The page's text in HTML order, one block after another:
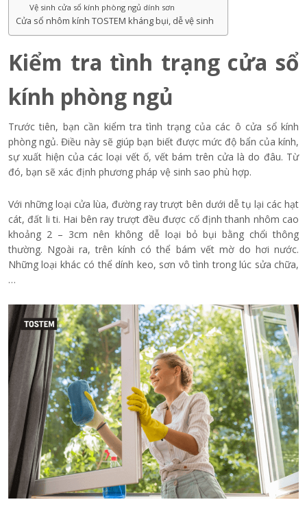
Vệ sinh cửa sổ kính phòng ngủ dính sơn
Cửa sổ nhôm kính TOSTEM kháng bụi, dễ vệ sinh
Kiểm tra tình trạng cửa sổ
kính phòng ngủ
Trước tiên, bạn cần kiểm tra tình trạng của các ô cửa sổ kính
phòng ngủ. Điều này sẽ giúp bạn biết được mức độ bẩn của kính,
sự xuất hiện của các loại vết ố, vết bám trên cửa là do đâu. Từ
đó, bạn sẽ xác định phương pháp vệ sinh sao phù hợp.
Với những loại cửa lùa, đường ray trượt bên dưới dễ tụ lại các hạt
cát, đất li ti. Hai bên ray trượt đều được cố định thanh nhôm cao
khoảng 2 – 3cm nên không dễ loại bỏ bụi bằng chổi thông
thường. Ngoài ra, trên kính có thể bám vết mờ do hơi nước.
Những loại khác có thể dính keo, sơn vô tình trong lúc sửa chữa,
…